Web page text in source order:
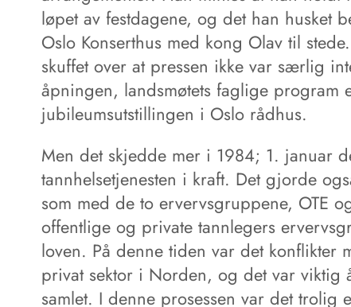
løpet av festdagene, og det han husket
Oslo Konserthus med kong Olav til
skuffet over at pressen ikke var særlig
åpningen, landsmøtets faglige program
jubileumsutstillingen i Oslo rådhus.
Men det skjedde mer i 1984; 1. januar
tannhelsetjenesten i kraft. Det gjorde
som med de to ervervsgruppene, OTE
offentlige og private tannlegers
loven. På denne tiden var det konflikter
privat sektor i Norden, og det var viktig
samlet. I denne prosessen var det trolig